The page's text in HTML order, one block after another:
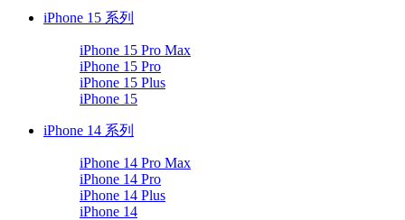
iPhone 15 系列
iPhone 15 Pro Max
iPhone 15 Pro
iPhone 15 Plus
iPhone 15
iPhone 14 系列
iPhone 14 Pro Max
iPhone 14 Pro
iPhone 14 Plus
iPhone 14